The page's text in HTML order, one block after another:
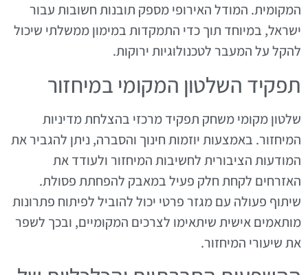
המקומית. המודל האירופי מספק תובנות חשובות עבור
ישראל, במיוחד תוך כדי התמקדות במימון ממשלתי שיכול
להקל על המעבר לטכנולוגיות ירוקות.
תפקיד השלטון המקומי במיחזור
שלטון מקומי משחק תפקיד מרכזי בהצלחת מדיניות
המיחזור. באמצעות יוזמות חינוך והסברה, ניתן להגביר את
המודעות הציבורית לחשיבות המיחזור ולעודד את
האזרחים לקחת חלק פעיל במאבק להפחתת פסולת.
שיתוף פעולה עם מגזר פרטי יכול להוביל לפיתוח פתרונות
מותאמים אישית שיתאימו לצרכים המקומיים, ובכך לשפר
את שיעורי המיחזור.